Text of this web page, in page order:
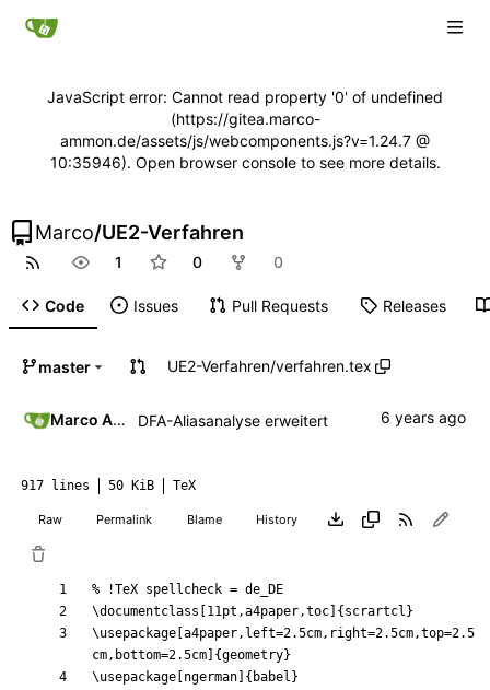
JavaScript error: Cannot read property '0' of undefined
(https://gitea.marco-
ammon.de/assets/js/webcomponents.js?v=1.24.7 @
10:35946). Open browser console to see more details.
Marco/UE2-Verfahren
1 0 0
Code Issues Pull Requests Releases
master UE2-Verfahren/verfahren.tex
Marco Ammon DFA-Aliasanalyse erweitert
917 lines 50 KiB TeX
Raw Permalink Blame History
\documentclass [11pt,a4paper,toc] { scrartcl }
\usepackage [a4paper,left=2.5cm,right=2.5cm,top=2.5
cm,bottom=2.5cm] {geometry}
\usepackage [ngerman] { babel }